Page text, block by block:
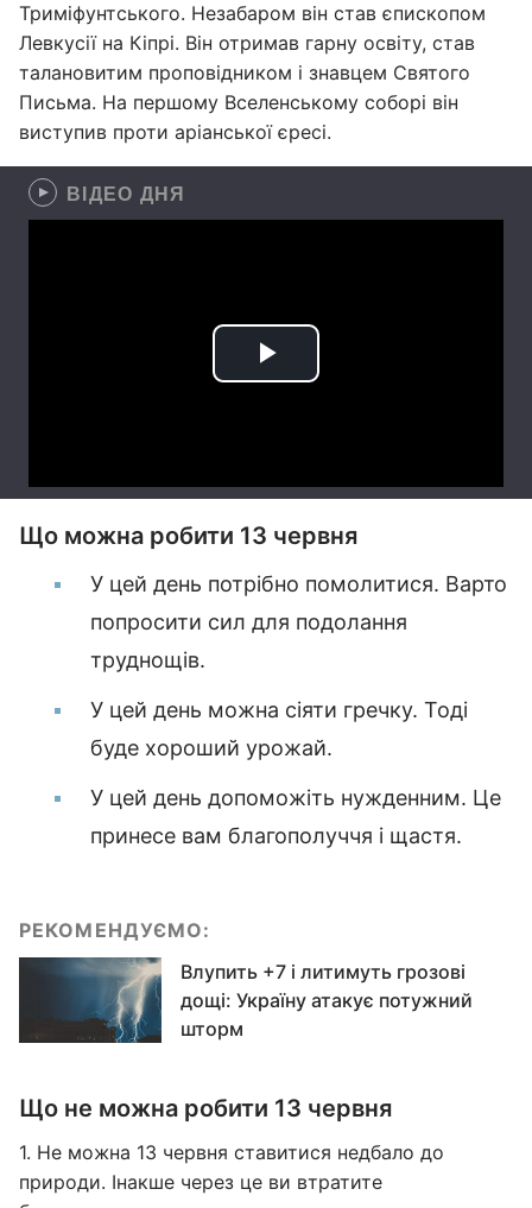
Триміфунтського. Незабаром він став єпископом
Левкусії на Кіпрі. Він отримав гарну освіту, став
талановитим проповідником і знавцем Святого
Письма. На першому Вселенському соборі він
виступив проти аріанської єресі.
ВІДЕО ДНЯ
Що можна робити 13 червня
У цей день потрібно помолитися. Варто
попросити сил для подолання
труднощів.
У цей день можна сіяти гречку. Тоді
буде хороший урожай.
У цей день допоможіть нужденним. Це
принесе вам благополуччя і щастя.
РЕКОМЕНДУЄМО:
Влупить +7 і литимуть грозові
дощі: Україну атакує потужний
шторм
Що не можна робити 13 червня
1. Не можна 13 червня ставитися недбало до
природи. Інакше через це ви втратите